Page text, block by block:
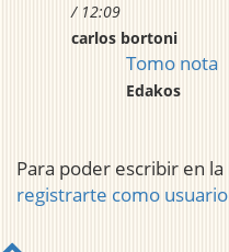
/ 12:09
carlos bortoni
Tomo nota
Edakos
Para poder escribir en
registrarte como usuario